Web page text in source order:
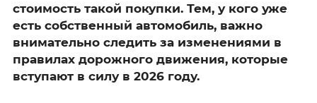
стоимость такой покупки. Тем, у кого уже
есть собственный автомобиль, важно
внимательно следить за изменениями в
правилах дорожного движения, которые
вступают в силу в 2026 году.